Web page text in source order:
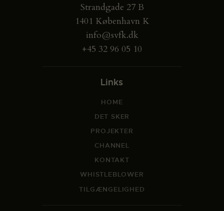
Strandgade 27 B
1401 København K
info@svfk.dk
+45 32 96 05 10
Links
HOME
DET SKER
PROJEKTER
CHANNEL
KONTAKT
WHISTLEBLOWER
TILGÆNGELIGHED